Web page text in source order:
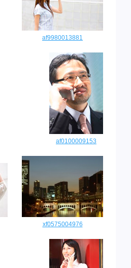
af9980013881
af0100009153
xf0575004976